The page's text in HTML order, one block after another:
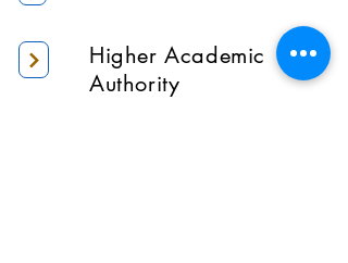
Higher Academic
Authority